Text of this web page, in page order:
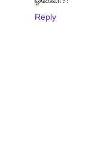
Reply